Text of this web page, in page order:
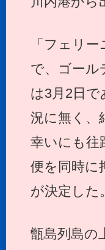
「フェリ
で、ゴール
は3月2日
況に無く、
幸いにも往
便を同時に
が決定した。
甑島列島の